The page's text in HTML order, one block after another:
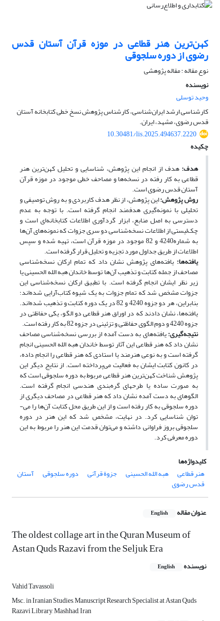
کهن‌ترین هنر قطاعی در موزه قرآن آستان قدس
رضوی از دوره سلجوقی
نوع مقاله : مقاله پژوهشی
نویسنده
وحید توسلی
کارشناسی ارشد ایران‌شناسی، کارشناس پژوهش نسخ خطی کتابخانه آستان
قدس رضوی، مشهد، ایران.
10.30481/lis.2025.494637.2220
چکیده
هدف: هدف از انجام این پژوهش، شناسایی و تحلیل کهن‌­ترین هنر
قطاعی به کار رفته در نسخه­‌ها و مصاحف خطی موجود در موزه قرآن
آستان قدس رضوی است.
روش پژوهش:این پژوهش، از نظر هدف کاربردی و به روش توصیفی و
تحلیلی با نمونه‌­گیری هدفمند انجام گرفته است. با توجه به عدم
دسترسی به اصل منابع، ابزار گردآوری اطلاعات کتابخانه‌­ای است و
چک‌­لیستی از اطلاعات نسخه‌­شناسی دو سری جزوات که نمونه­‌های آن‌ها
به شماره4240 و 82 موجود در موزه قرآن است، تهیه شده و سپس
اطلاعات از طریق جداول مورد تجزیه و تحلیل قرار گرفته است.
یافته‌­ها: یافته‌­های پژوهش نشان داد که تمام ارکان نسخه­‌شناسی
مصاحف از جمله کتابت و تذهیب آن‌ها توسط خاندان هبه الله الحسینی یا
زیر نظر ایشان انجام گرفته است. با تطبیق ارکان نسخه‌­شناسی این
جزوات مشخص شد که تمام جزوات به یک شیوه کتاب­‌آرایی شده­‌اند؛
بنابراین، هر دو جزوه 4240 و 82 در یک دوره کتابت و تذهیب شده‌­اند.
یافته‌­ها، نشان دادند که در اوراق هنر قطاعی دو الگو، یکی حفاظتی در
جزوه 4240 و دوم الگوی حفاظتی و تزئینی در جزوه 82 به کار رفته است.
نتیجه­‌گیری:یافته‌­های به دست آمده از بررسی نسخه­‌شناسی مصاحف
نشان داد که هنر قطاعی این آثار توسط خاندان هبه الله الحسینی انجام
گرفته است و به نوعی هنرمند یا استادی که هنر قطاعی را انجام داده،
در کانون کتابت ایشان به فعالیت می­‌پرداخته است. از نتایج دیگر این
پژوهش شناخت کهن­‌ترین هنر قطاعی مربوط به دوره سلجوقی است که
به صورت ساده یا طرح­های گره‌­بندی هندسی انجام گرفته است.
الگوهای به ­دست آمده نشان داد که هنر قطاعی در مصاحف دیگری از
دوره سلجوقی به ­کار رفته است و از این طریق محل کتابت آن‌ها را می‌­
توان شناسایی کرد. در نهایت، مشخص شد که این هنر در دوره
سلجوقی بروز فراوانی داشته و می‌­توان قدمت این هنر را مربوط به این
دوره معرفی کرد.
کلیدواژه‌ها
هنر قطاعی
هبه الله الحسینی جزوة قرآنی دوره سلجوقی آستان
قدس رضوی
عنوان مقاله English
The oldest collage art in the Quran Museum of
Astan Quds Razavi from the Seljuk Era
نویسنده English
Vahid Tavassoli
Msc. in Iranian Studies, Manuscript Research Specialist at Astan Quds
Razavi Library, Mashhad, Iran